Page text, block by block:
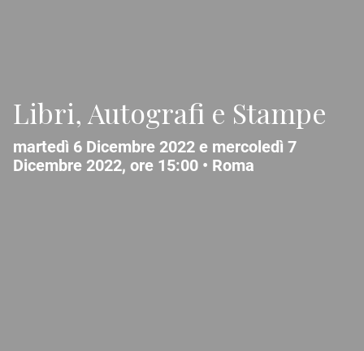
Libri, Autografi e Stampe
martedì 6 Dicembre 2022 e mercoledì 7
Dicembre 2022, ore 15:00 • Roma